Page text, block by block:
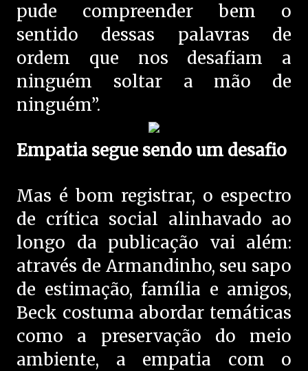
pude compreender bem o
sentido dessas palavras de
ordem que nos desafiam a
ninguém soltar a mão de
ninguém”.
Empatia segue sendo um desafio
Mas é bom registrar, o espectro
de crítica social alinhavado ao
longo da publicação vai além:
através de Armandinho, seu sapo
de estimação, família e amigos,
Beck costuma abordar temáticas
como a preservação do meio
ambiente, a empatia com o